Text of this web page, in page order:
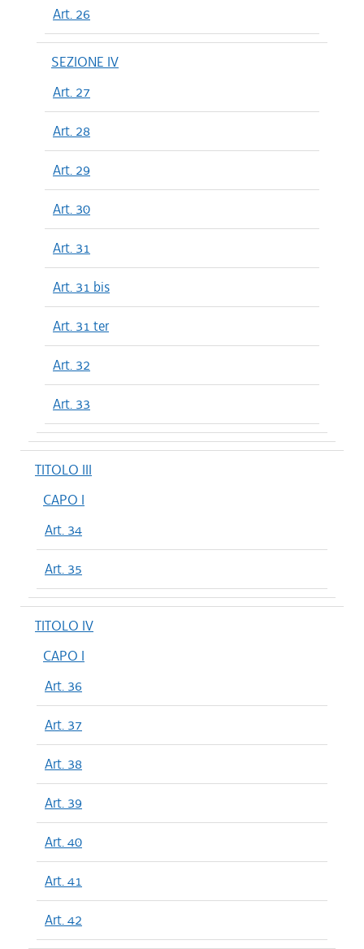
Art. 26
SEZIONE IV
Art. 27
Art. 28
Art. 29
Art. 30
Art. 31
Art. 31 bis
Art. 31 ter
Art. 32
Art. 33
TITOLO III
CAPO I
Art. 34
Art. 35
TITOLO IV
CAPO I
Art. 36
Art. 37
Art. 38
Art. 39
Art. 40
Art. 41
Art. 42